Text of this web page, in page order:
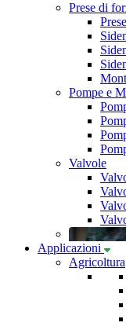
Prese di
Pompe e
Valvole
Applicazioni
Agricoltura